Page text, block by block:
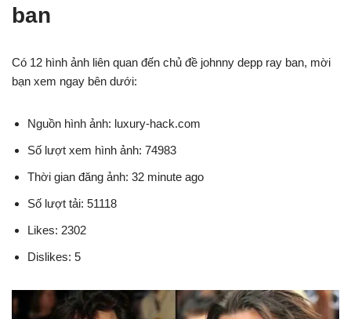
ban
Có 12 hình ảnh liên quan đến chủ đề johnny depp ray ban, mời
bạn xem ngay bên dưới:
Nguồn hình ảnh: luxury-hack.com
Số lượt xem hình ảnh: 74983
Thời gian đăng ảnh: 32 minute ago
Số lượt tải: 51118
Likes: 2302
Dislikes: 5